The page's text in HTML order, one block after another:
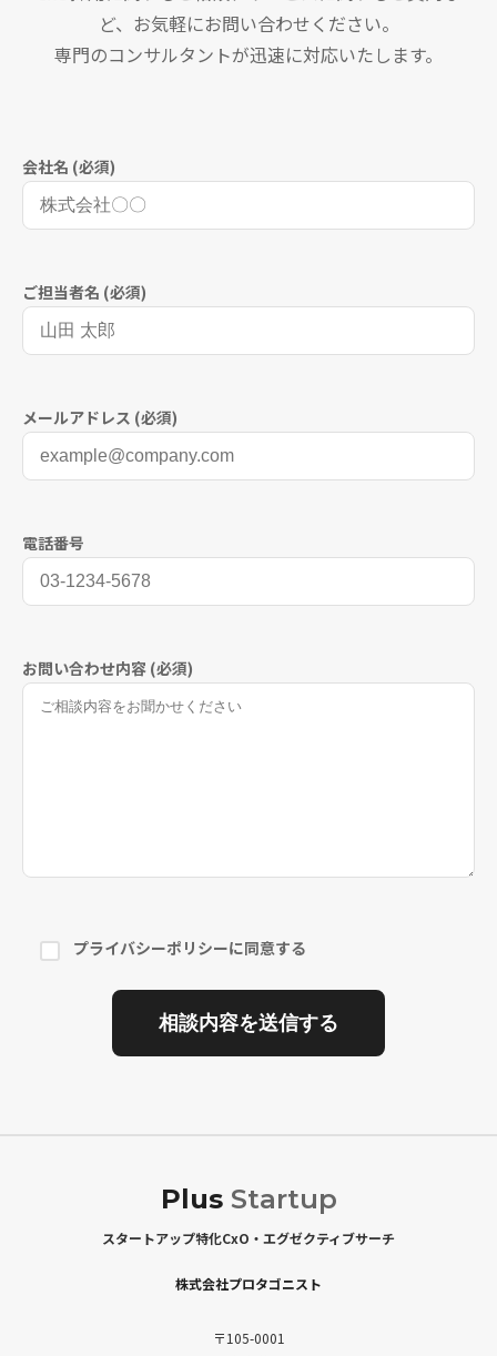
ど、お気軽にお問い合わせください。
専門のコンサルタントが迅速に対応いたします。
会社名 (必須)
ご担当者名 (必須)
メールアドレス (必須)
電話番号
お問い合わせ内容 (必須)
プライバシーポリシーに同意する
Plus Startup
スタートアップ特化CxO・エグゼクティブサーチ
株式会社プロタゴニスト
〒105-0001